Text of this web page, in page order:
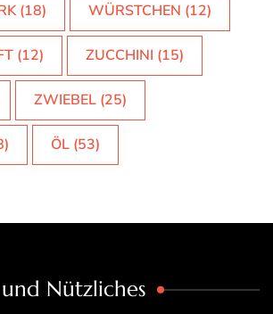
(18) WÜRSTCHEN (12)
(12) ZUCCHINI (15)
ZWIEBEL (25)
ÖL (53)
Nützliches